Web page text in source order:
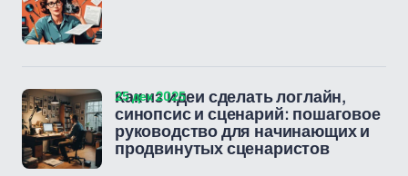
Как из идеи сделать логлайн,
синопсис и сценарий: пошаговое
руководство для начинающих и
продвинутых сценаристов
25 дек 2025